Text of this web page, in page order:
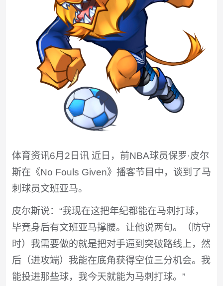
体育资讯6月2日讯 近日，前NBA球员保罗·皮尔
斯在《No Fouls Given》播客节目中，谈到了马
刺球员文班亚马。
皮尔斯说：“我现在这把年纪都能在马刺打球，
毕竟身后有文班亚马撑腰。让他说两句。（防守
时）我需要做的就是把对手逼到突破路线上，然
后（进攻端）我能在底角获得空位三分机会。我
能投进那些球，我今天就能为马刺打球。”